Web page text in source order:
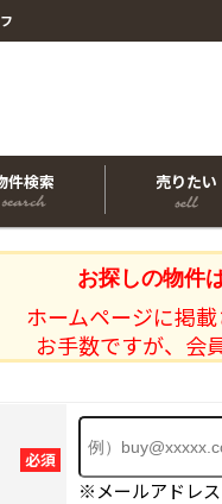
件検索 売りたい
お探しの物件
ホームページに掲
お手数ですが、会
必須
※メールアドレス